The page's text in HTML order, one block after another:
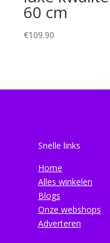
60 cm
€109.90
Snelle links
Home
Alles winkelen
Blogs
Onze webshops
Adverteren